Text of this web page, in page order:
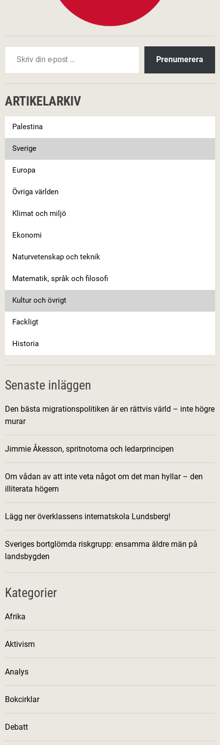
Skriv din e-post …
Prenumerera
ARTIKELARKIV
Palestina
Sverige
Europa
Övriga världen
Klimat och miljö
Ekonomi
Naturvetenskap och teknik
Matematik, språk och filosofi
Kultur och övrigt
Fackligt
Historia
Senaste inläggen
Den bästa migrationspolitiken är en rättvis värld – inte högre
murar
Jimmie Åkesson, spritnotorna och ledarprincipen
Om vådan av att inte veta något om det man hyllar – den
illiterata högern
Lägg ner överklassens internatskola Lundsberg!
Sveriges bortglömda riskgrupp: ensamma äldre män på
landsbygden
Kategorier
Afrika
Aktivism
Analys
Bokcirklar
Debatt